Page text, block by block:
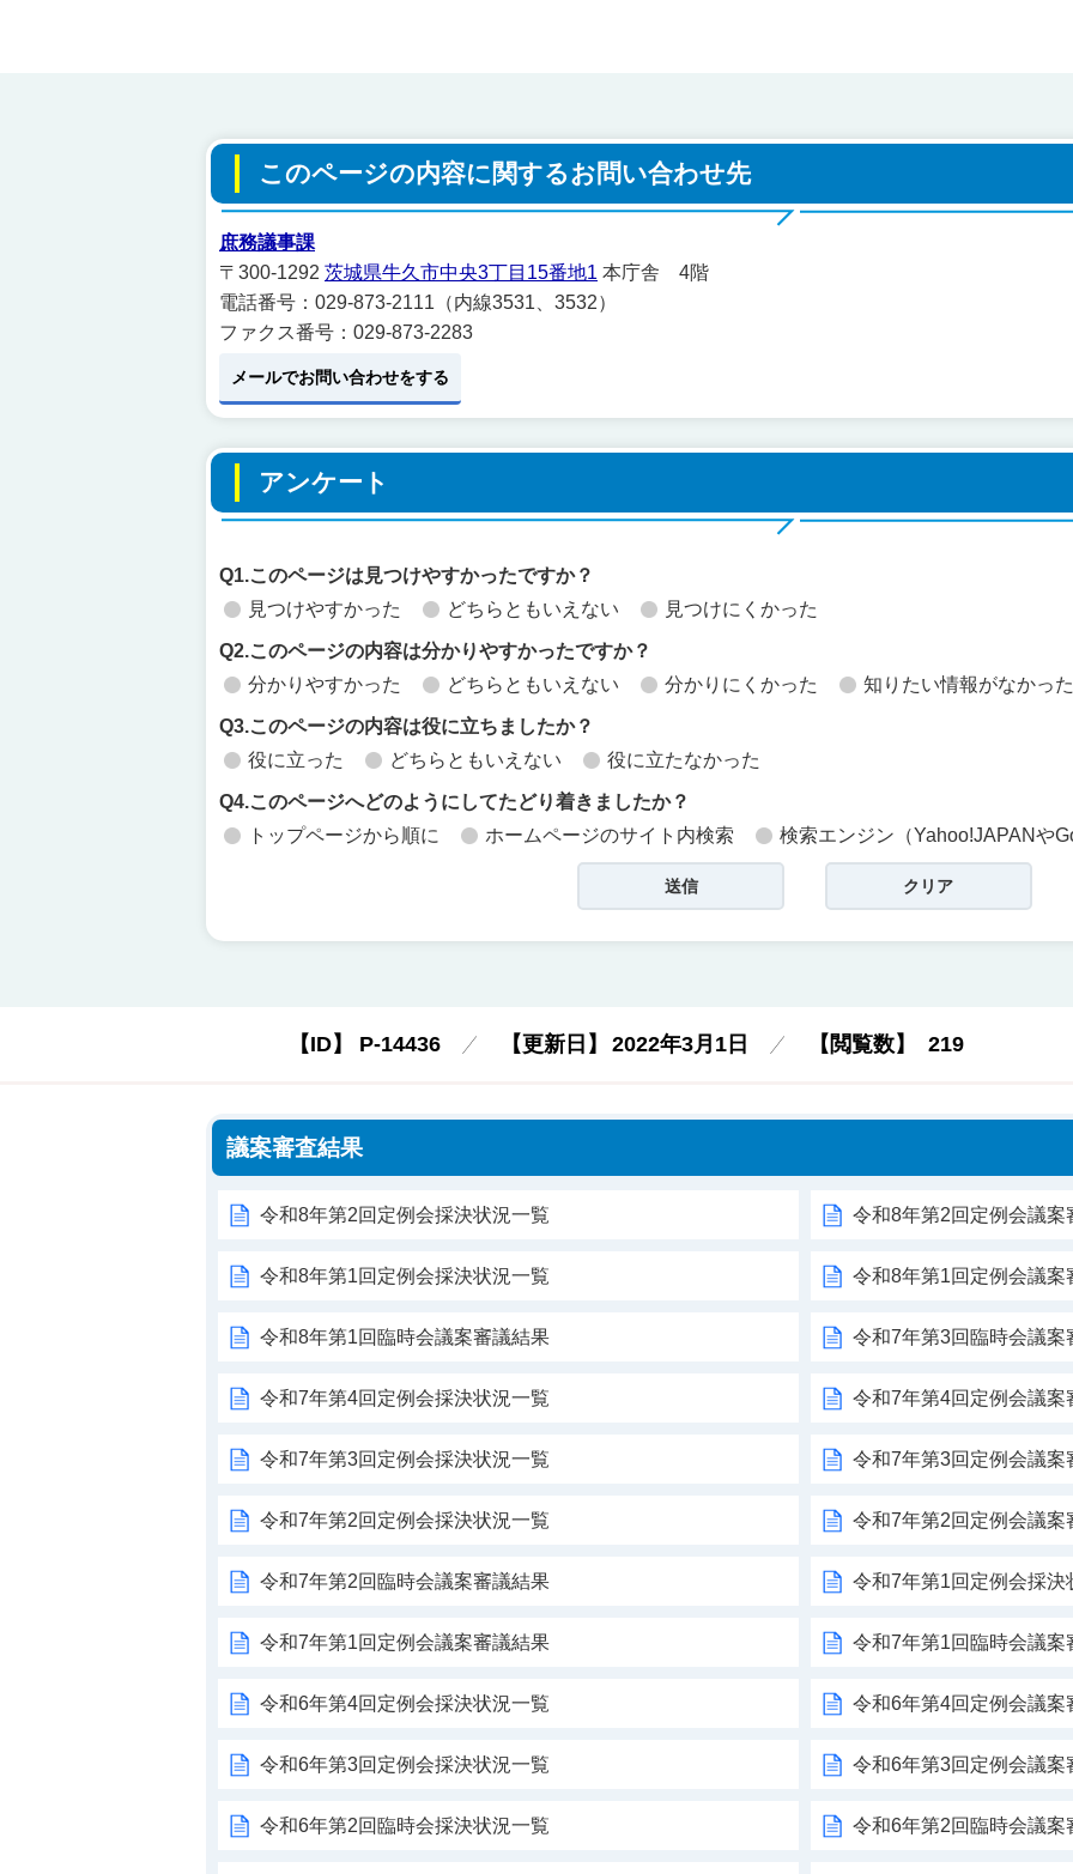
このページの内容に関するお問い合わせ先
庶務議事課
〒300-1292 茨城県牛久市中央3丁目15番地1 本庁舎 4階
電話番号：029-873-2111（内線3531、3532）
ファクス番号：029-873-2283
メールでお問い合わせをする
アンケート
Q1.このページは見つけやすかったですか？
見つけやすかった
どちらともいえない 見つけにくかった
Q2.このページの内容は分かりやすかったですか？
分かりやすかった
どちらともいえない 分かりにくかった 知りたい情報がなかった
Q3.このページの内容は役に立ちましたか？
役に立った
どちらともいえない 役に立たなかった
Q4.このページへどのようにしてたどり着きましたか？
トップページから順に
ホームページのサイト内検索 検索エンジン（Yahoo!JAPANや
【ID】 P-14436 【更新日】 2022年3月1日 【閲覧数】 219
議案審査結果
令和8年第2回定例会採決状況一覧 令和8年第2回定例会議案
令和8年第1回定例会採決状況一覧 令和8年第1回定例会議案
令和8年第1回臨時会議案審議結果 令和7年第3回臨時会議案
令和7年第4回定例会採決状況一覧 令和7年第4回定例会議案
令和7年第3回定例会採決状況一覧 令和7年第3回定例会議案
令和7年第2回定例会採決状況一覧 令和7年第2回定例会議案
令和7年第2回臨時会議案審議結果 令和7年第1回定例会採決
令和7年第1回定例会議案審議結果 令和7年第1回臨時会議案
令和6年第4回定例会採決状況一覧 令和6年第4回定例会議案
令和6年第3回定例会採決状況一覧 令和6年第3回定例会議案
令和6年第2回臨時会採決状況一覧 令和6年第2回臨時会議案